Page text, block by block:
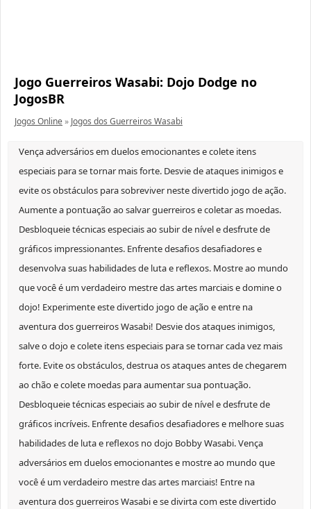
Jogo Guerreiros Wasabi: Dojo Dodge no
JogosBR
Jogos Online» Jogos dos Guerreiros Wasabi
Vença adversários em duelos emocionantes e colete itens
especiais para se tornar mais forte. Desvie de ataques inimigos e
evite os obstáculos para sobreviver neste divertido jogo de ação.
Aumente a pontuação ao salvar guerreiros e coletar as moedas.
Desbloqueie técnicas especiais ao subir de nível e desfrute de
gráficos impressionantes. Enfrente desafios desafiadores e
desenvolva suas habilidades de luta e reflexos. Mostre ao mundo
que você é um verdadeiro mestre das artes marciais e domine o
dojo! Experimente este divertido jogo de ação e entre na
aventura dos guerreiros Wasabi! Desvie dos ataques inimigos,
salve o dojo e colete itens especiais para se tornar cada vez mais
forte. Evite os obstáculos, destrua os ataques antes de chegarem
ao chão e colete moedas para aumentar sua pontuação.
Desbloqueie técnicas especiais ao subir de nível e desfrute de
gráficos incríveis. Enfrente desafios desafiadores e melhore suas
habilidades de luta e reflexos no dojo Bobby Wasabi. Vença
adversários em duelos emocionantes e mostre ao mundo que
você é um verdadeiro mestre das artes marciais! Entre na
aventura dos guerreiros Wasabi e se divirta com este divertido